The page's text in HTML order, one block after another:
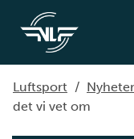
Luftsport / Nyheter
det vi vet om